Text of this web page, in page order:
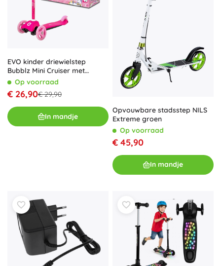
EVO kinder driewielstep
Bubblz Mini Cruiser met
bubbelaars, roze
Op voorraad
€ 26,90€ 29,90
In mandje
Opvouwbare stadsstep NILS
Extreme groen
Op voorraad
€ 45,90
In mandje